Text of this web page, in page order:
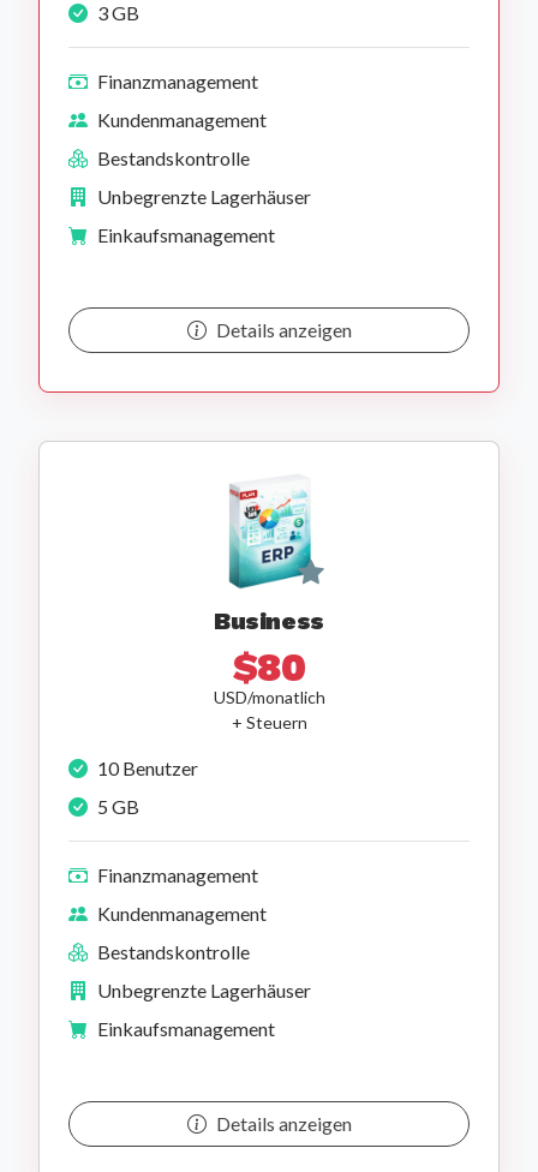
3 GB
Finanzmanagement
Kundenmanagement
Bestandskontrolle
Unbegrenzte Lagerhäuser
Einkaufsmanagement
Details anzeigen
Business
$80
USD/monatlich
+ Steuern
10 Benutzer
5 GB
Finanzmanagement
Kundenmanagement
Bestandskontrolle
Unbegrenzte Lagerhäuser
Einkaufsmanagement
Details anzeigen